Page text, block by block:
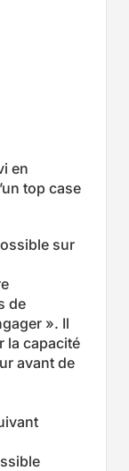
en
top case
sur
de
». Il
la capacité
avant de